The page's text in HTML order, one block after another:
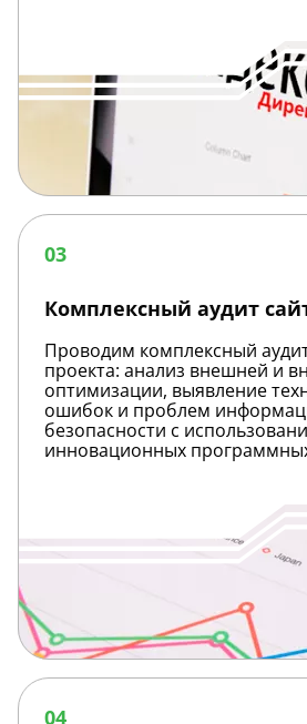
Комплексный
аудит
сайта
03
Комплексный аудит
Проводим комплексный
проекта: анализ внешней и
оптимизации, выявление
ошибок и проблем
безопасности с
инновационных
Продвижение
в
04